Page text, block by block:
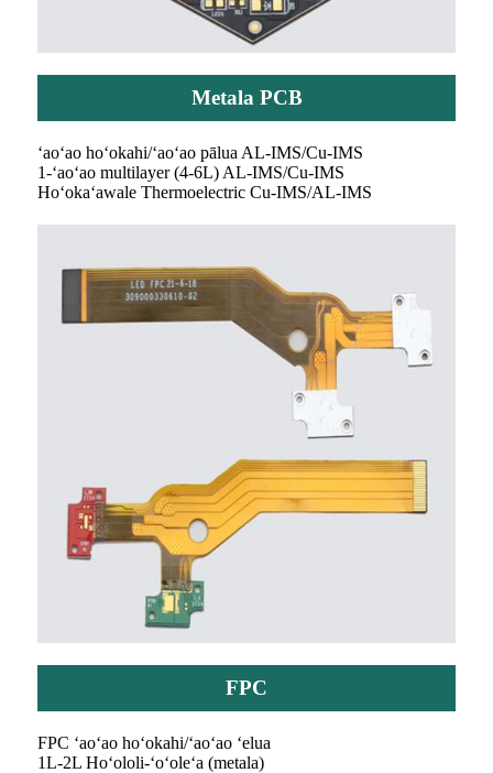
Metala PCB
ʻaoʻao hoʻokahi/ʻaoʻao pālua AL-IMS/Cu-IMS
1-ʻaoʻao multilayer (4-6L) AL-IMS/Cu-IMS
Hoʻokaʻawale Thermoelectric Cu-IMS/AL-IMS
FPC
FPC ʻaoʻao hoʻokahi/ʻaoʻao ʻelua
1L-2L Hoʻololi-ʻoʻoleʻa (metala)